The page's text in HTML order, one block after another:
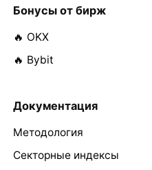
Бонусы от бирж
🔥 OKX
🔥 Bybit
Документация
Методология
Секторные индексы